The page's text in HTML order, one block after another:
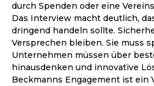
durch Spenden oder eine
Das Interview macht deutlich,
dringend handeln sollte.
Versprechen bleiben. Sie muss
Unternehmen müssen über
hinausdenken und innovative
Beckmanns Engagement ist ein